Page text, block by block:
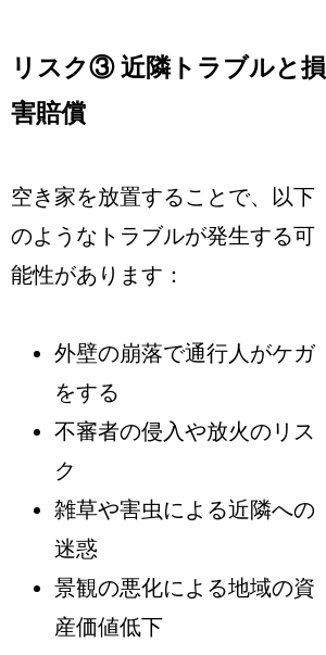
リスク③ 近隣トラブルと損
害賠償
空き家を放置することで、以下
のようなトラブルが発生する可
能性があります：
外壁の崩落で通行人がケガ
をする
不審者の侵入や放火のリス
ク
雑草や害虫による近隣への
迷惑
景観の悪化による地域の資
産価値低下